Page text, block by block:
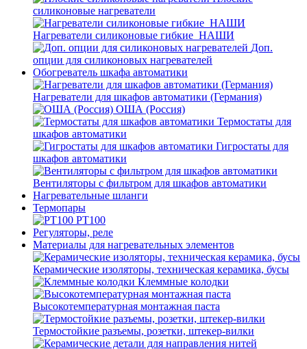
силиконовые нагреватели
Нагреватели силиконовые гибкие_НАШИ
Доп.
опции для силиконовых нагревателей
Обогреватель шкафа автоматики
Нагреватели для шкафов автоматики (Германия)
ОША (Россия)
Термостаты для
шкафов автоматики
Гигростаты для
шкафов автоматики
Вентиляторы с фильтром для шкафов автоматики
Нагревательные шланги
Термопары
PT100
Регуляторы, реле
Материалы для нагревательных элементов
Керамические изоляторы, техническая керамика, бусы
Клеммные колодки
Высокотемпературная монтажная паста
Термостойкие разъемы, розетки, штекер-вилки